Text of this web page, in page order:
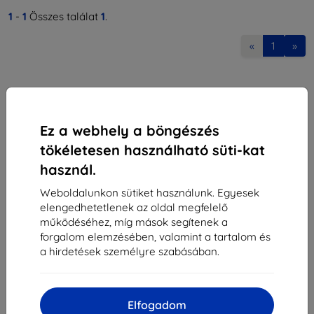
Ez a webhely a böngészés
tökéletesen használható süti-kat
használ.
Weboldalunkon sütiket használunk. Egyesek
elengedhetetlenek az oldal megfelelő
működéséhez, míg mások segítenek a
forgalom elemzésében, valamint a tartalom és
a hirdetések személyre szabásában.
Elfogadom
1 - 1 Összes találat 1.
« 1 »
Shield-Sk s.r.o.
Rudolf Mocka utca 3750/2A
841 04 Bratislava
Cégjegyzékszám:46701494
ÁFA-azonosító:SK2023549671
info@top4mobile.eu